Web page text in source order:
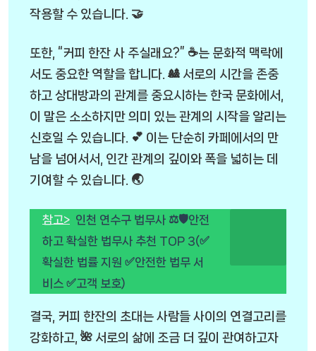
작용할 수 있습니다. 🤝
또한, “커피 한잔 사 주실래요?” ☕는 문화적 맥락에
서도 중요한 역할을 합니다. 🎎 서로의 시간을 존중
하고 상대방과의 관계를 중요시하는 한국 문화에서,
이 말은 소소하지만 의미 있는 관계의 시작을 알리는
신호일 수 있습니다. 💕 이는 단순히 카페에서의 만
남을 넘어서서, 인간 관계의 깊이와 폭을 넓히는 데
기여할 수 있습니다. 🌏
참고> 인천 연수구 법무사 ⚖️🛡안전
하고 확실한 법무사 추천 TOP 3(✅
확실한 법률 지원 ✅안전한 법무 서
비스 ✅고객 보호)
결국, 커피 한잔의 초대는 사람들 사이의 연결고리를
강화하고, 🌺 서로의 삶에 조금 더 깊이 관여하고자